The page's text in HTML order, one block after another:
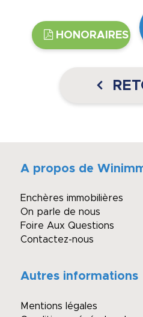
HONORAIRES
A propos de
Enchères immobilières
On parle de nous
Foire Aux Questions
Contactez-nous
Autres informations
Mentions légales